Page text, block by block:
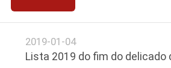
PRIVACY
POLICY
2019-01-04
Lista 2019 do fim do delicado